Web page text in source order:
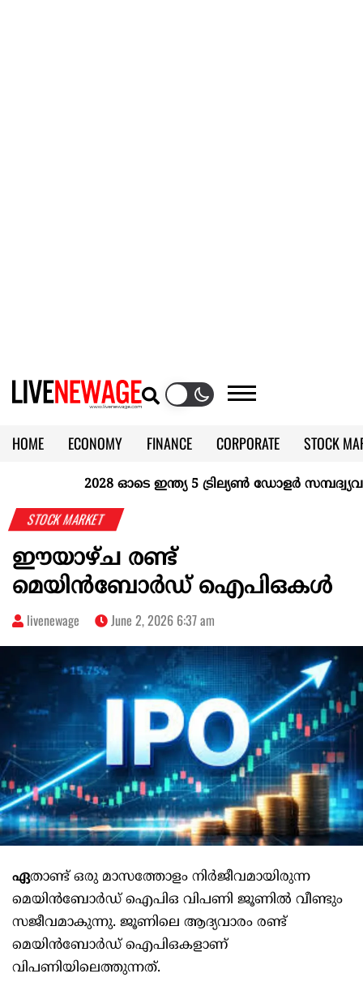
HOME ECONOMY FINANCE CORPORATE
STOCK
KERALA @70
2028 ഓടെ ഇന്ത്യ 5 ട്രില്യണ്‍ ഡോളര്‍
STOCK MARKET
ഈയാഴ്‌ച രണ്ട്‌
മെയിന്‍ബോര്‍ഡ്‌ ഐപിഒകള്‍
livenewage June 2, 2026 6:37 am
ഏതാണ്ട്‌ ഒരു മാസത്തോളം നിര്‍ജീവമായിരുന്ന
മെയിന്‍ബോര്‍ഡ്‌ ഐപിഒ വിപണി ജൂണില്‍ വീണ്ടും
സജീവമാകുന്നു. ജൂണിലെ ആദ്യവാരം രണ്ട്‌
മെയിന്‍ബോര്‍ഡ്‌ ഐപിഒകളാണ്‌
വിപണിയിലെത്തുന്നത്‌.